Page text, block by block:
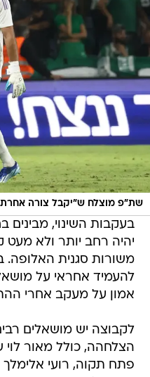
שת"פ מוצלח ש"יקבל צורה
בעקבות השינוי, מבינים
יהיה רחב יותר ולא מעט
משורות סגנית האלופה.
להעמיד אחראי על
אמון על מעקב אחרי
לקבוצה יש מושאלים
הצלחהה, כולל מאור
פתח תקוה, רועי